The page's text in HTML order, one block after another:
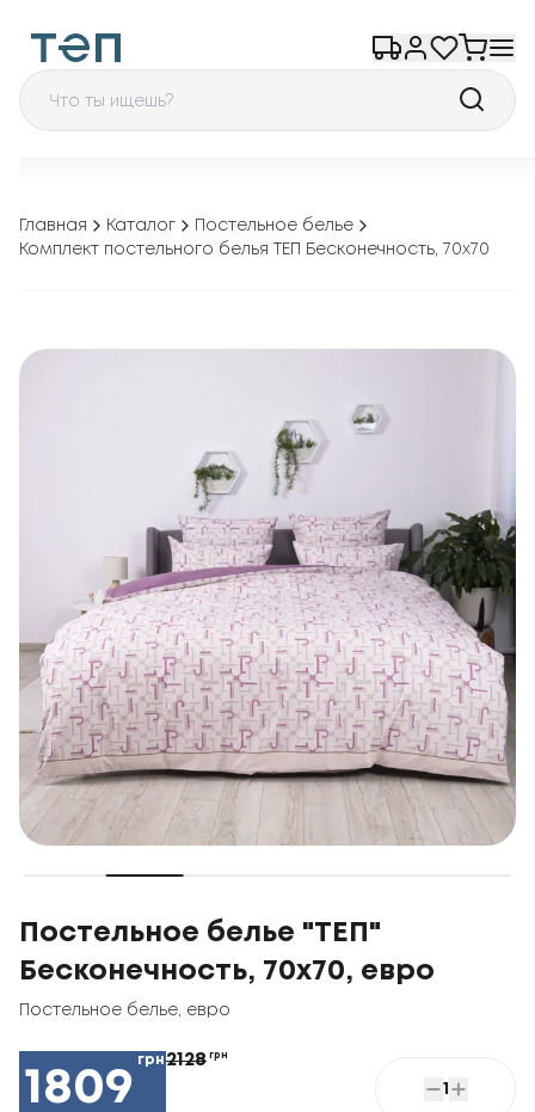
Главная Каталог
Постельное белье
Комплект постельного белья ТЕП Бесконечность, 70x70
Постельное белье "ТЕП"
Бесконечность, 70x70, евро
Постельное белье евро
1809
грн2128 грн
1